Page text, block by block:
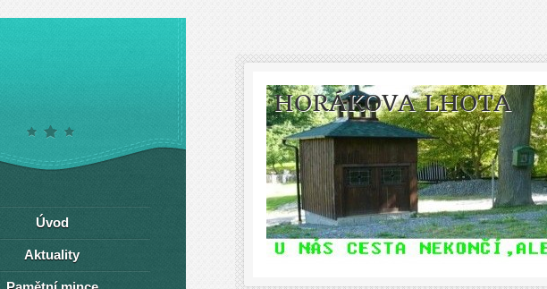
HORÁKOVA LHOTA
Úvod
Aktuality